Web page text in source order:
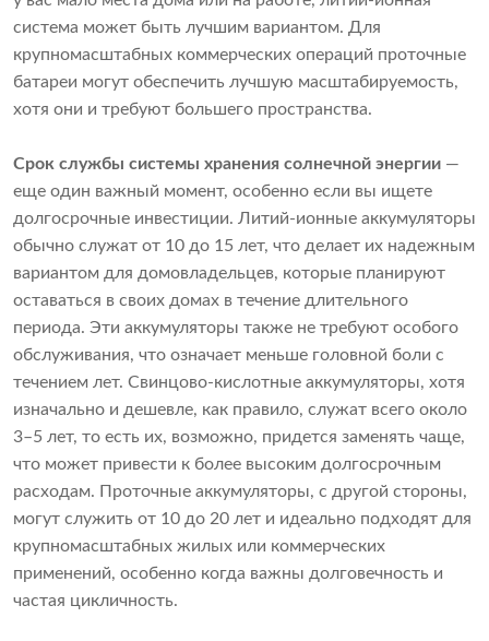
система может быть лучшим вариантом. Для
крупномасштабных коммерческих операций проточные
батареи могут обеспечить лучшую масштабируемость,
хотя они и требуют большего пространства.
Срок службы системы хранения солнечной энергии —
еще один важный момент, особенно если вы ищете
долгосрочные инвестиции. Литий-ионные аккумуляторы
обычно служат от 10 до 15 лет, что делает их надежным
вариантом для домовладельцев, которые планируют
оставаться в своих домах в течение длительного
периода. Эти аккумуляторы также не требуют особого
обслуживания, что означает меньше головной боли с
течением лет. Свинцово-кислотные аккумуляторы, хотя
изначально и дешевле, как правило, служат всего около
3–5 лет, то есть их, возможно, придется заменять чаще,
что может привести к более высоким долгосрочным
расходам. Проточные аккумуляторы, с другой стороны,
могут служить от 10 до 20 лет и идеально подходят для
крупномасштабных жилых или коммерческих
применений, особенно когда важны долговечность и
частая цикличность.